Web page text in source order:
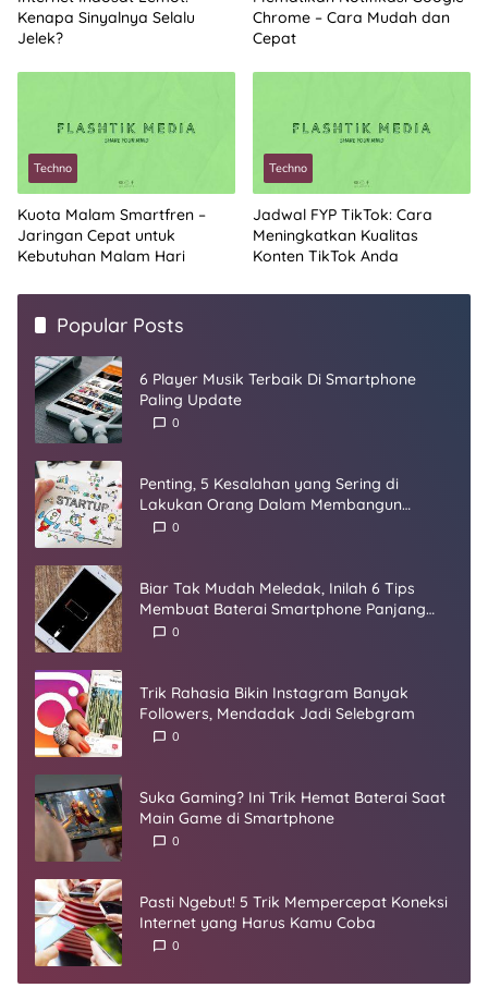
Kenapa Sinyalnya Selalu
Jelek?
Chrome – Cara Mudah dan
Cepat
Techno
Kuota Malam Smartfren –
Jaringan Cepat untuk
Kebutuhan Malam Hari
Techno
Jadwal FYP TikTok: Cara
Meningkatkan Kualitas
Konten TikTok Anda
Popular Posts
6 Player Musik Terbaik Di Smartphone
Paling Update
0
Penting, 5 Kesalahan yang Sering di
Lakukan Orang Dalam Membangun
Startup
0
Biar Tak Mudah Meledak, Inilah 6 Tips
Membuat Baterai Smartphone Panjang
Umur
0
Trik Rahasia Bikin Instagram Banyak
Followers, Mendadak Jadi Selebgram
0
Suka Gaming? Ini Trik Hemat Baterai Saat
Main Game di Smartphone
0
Pasti Ngebut! 5 Trik Mempercepat Koneksi
Internet yang Harus Kamu Coba
0